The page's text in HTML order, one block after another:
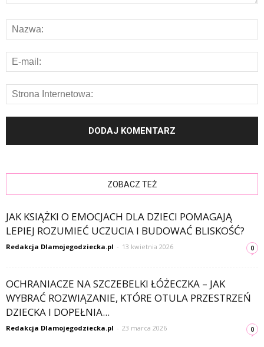
ZOBACZ TEŻ
JAK KSIĄŻKI O EMOCJACH DLA DZIECI POMAGAJĄ
LEPIEJ ROZUMIEĆ UCZUCIA I BUDOWAĆ BLISKOŚĆ?
Redakcja Dlamojegodziecka.pl - 13 kwietnia 2026 0
OCHRANIACZE NA SZCZEBELKI ŁÓŻECZKA – JAK
WYBRAĆ ROZWIĄZANIE, KTÓRE OTULA PRZESTRZEŃ
DZIECKA I DOPEŁNIA...
Redakcja Dlamojegodziecka.pl - 23 marca 2026 0